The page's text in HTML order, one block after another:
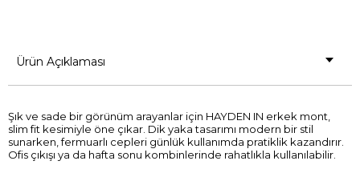
Ürün Açıklaması
Şık ve sade bir görünüm arayanlar için HAYDEN IN erkek mont,
slim fit kesimiyle öne çıkar. Dik yaka tasarımı modern bir stil
sunarken, fermuarlı cepleri günlük kullanımda pratiklik kazandırır.
Ofis çıkışı ya da hafta sonu kombinlerinde rahatlıkla kullanılabilir.